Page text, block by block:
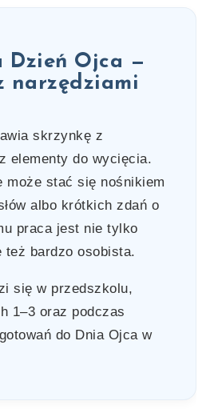
Dzień Ojca —
narzędziami
skrzynkę z
elementy do wycięcia.
może stać się nośnikiem
albo krótkich zdań o
praca jest nie tylko
też bardzo osobista.
się w przedszkolu,
1–3 oraz podczas
do Dnia Ojca w